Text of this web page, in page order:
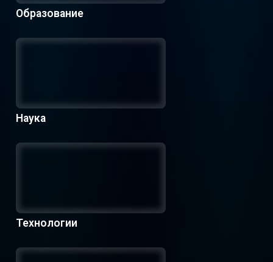
Образование
Наука
Технологии